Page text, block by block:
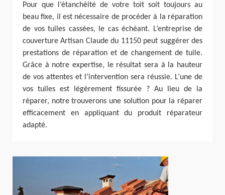
Pour que l’étanchéité de votre toit soit toujours au
beau fixe, il est nécessaire de procéder à la réparation
de vos tuiles cassées, le cas échéant. L’entreprise de
couverture Artisan Claude du 11150 peut suggérer des
prestations de réparation et de changement de tuile.
Grâce à notre expertise, le résultat sera à la hauteur
de vos attentes et l’intervention sera réussie. L’une de
vos tuiles est légèrement fissurée ? Au lieu de la
réparer, notre trouverons une solution pour la réparer
efficacement en appliquant du produit réparateur
adapté.